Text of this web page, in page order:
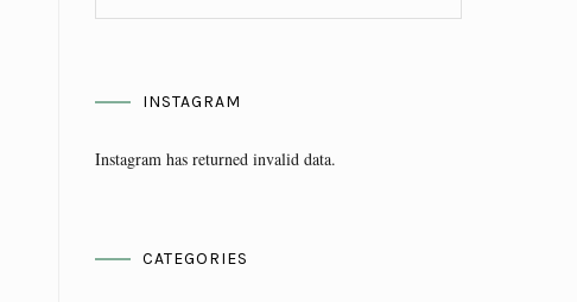
INSTAGRAM
Instagram has returned invalid data.
CATEGORIES